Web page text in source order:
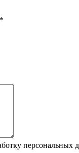
*
персональных